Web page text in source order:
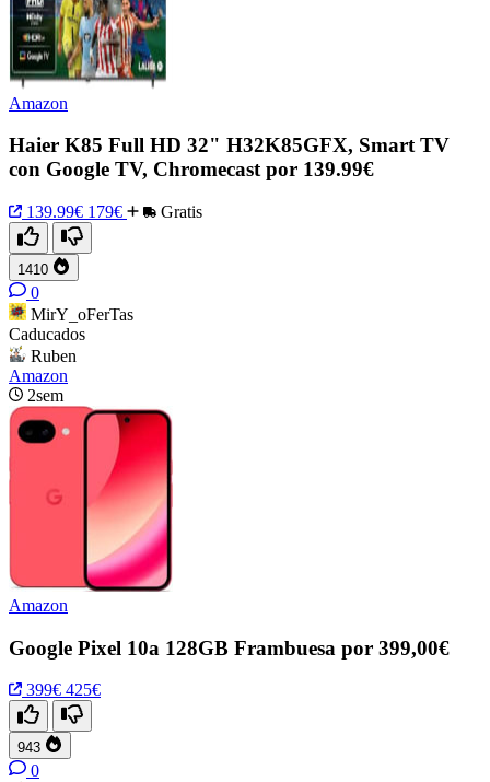
Amazon
Haier K85 Full HD 32" H32K85GFX, Smart TV
con Google TV, Chromecast por 139.99€
139.99€ 179€ Gratis
1410
0
MirY_oFerTas
Caducados
Ruben
Amazon
2sem
Amazon
Google Pixel 10a 128GB Frambuesa por 399,00€
399€ 425€
943
0